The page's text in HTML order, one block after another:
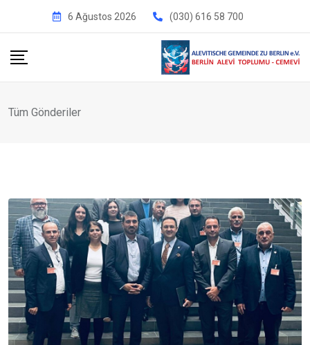
6 Ağustos 2026 (030) 616 58 700
Tüm Gönderiler